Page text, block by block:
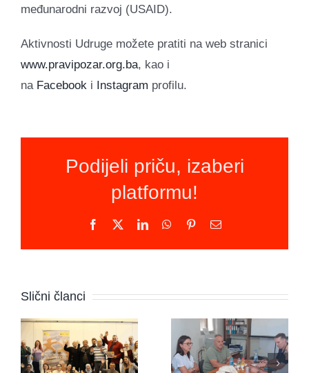
međunarodni razvoj (USAID).
Aktivnosti Udruge možete pratiti na web stranici
www.pravipozar.org.ba, kao i
na Facebook i Instagram profilu.
Podijeli priču, izaberi
platformu!
Facebook LinkedInWhatsApp
PinterestEmail
Slični članciUdruga
“Pravipožar”
s
Mirovni
aktivisti